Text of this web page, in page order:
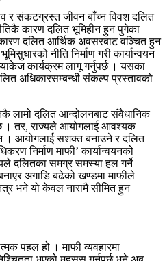
र संकटग्रस्त जीवन बाँच्न विवश दलित
कारण दलित भूमिहीन हुन पुगेका
दलित आर्थिक अवसरबाट वञ्चित हुन
नीति निर्माण गरी कार्यान्वयन
कार्यक्रम लागू गर्नुपर्छ । यसका
अधिकारसम्बन्धी संकल्प प्रस्तावको
लामो दलित आन्दोलनबाट संवैधानिक
। तर, राज्यले आयोगलाई आवश्यक
। आयोगलाई सशक्त बनाउने र दलित
निर्माण माफी’ कार्यान्वयनको
दलितका समग्र समस्या हल गर्ने
अगाडि बढेको खण्डमा माफीले
भने यो केवल नारामै सीमित हुन
पहल हो । माफी व्यवहारमा